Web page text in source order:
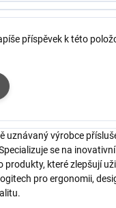
příspěvek k této
uznávaný výrobce
se na
produkty, které zlepšují
pro ergonomii,